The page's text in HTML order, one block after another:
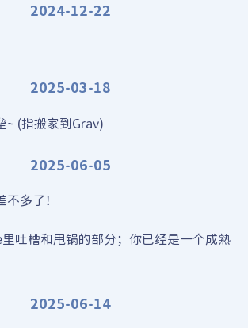
2024-12-22
2025-03-18
~ (指搬家到Grav)
2025-06-05
多了！
吐槽和甩锅的部分；你已经是一个成熟
2025-06-14